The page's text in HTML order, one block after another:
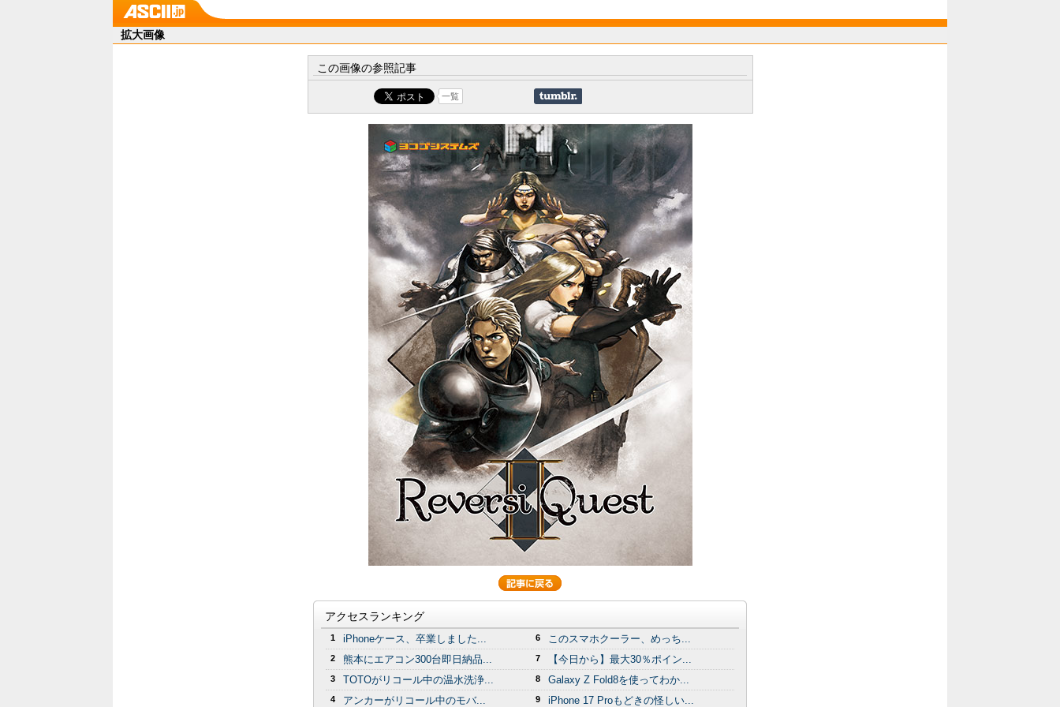
拡大画像
この画像の参照記事
一覧
アクセスランキング
1 iPhoneケース、卒業しました...
2 熊本にエアコン300台即日納品...
3 TOTOがリコール中の温水洗浄...
4 アンカーがリコール中のモバ...
6 このスマホクーラー、めっち...
7 【今日から】最大30％ポイン...
8 Galaxy Z Fold8を使ってわか...
9 iPhone 17 Proもどきの怪しい...